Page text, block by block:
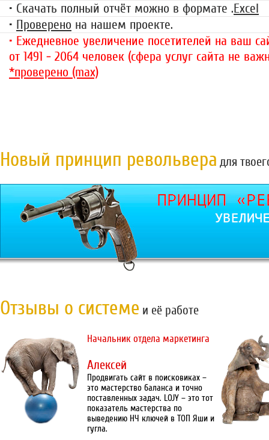
• Скачать полный отчёт можно в формате .Excel
• Проверено на нашем проекте.
• Ежедневное увеличение посетителей на ваш
от 1491 - 2064 человек (сфера услуг сайта не
*проверено (max)
Новый принцип револьвера для
Отзывы о системе и её работе
Начальник отдела маркетинга
Алексей
Продвигать сайт в поисковиках –
это мастерство баланса и точно
поставленных задач. LOJY – это тот
показатель мастерства по
выведению НЧ ключей в ТОП Яши и
гугла.